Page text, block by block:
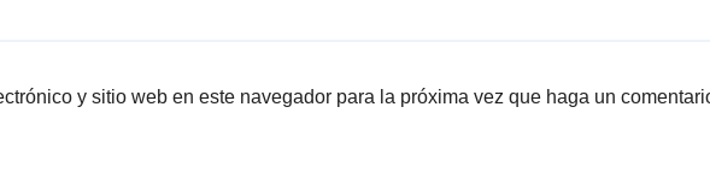
y sitio web en este navegador para la próxima vez que haga un